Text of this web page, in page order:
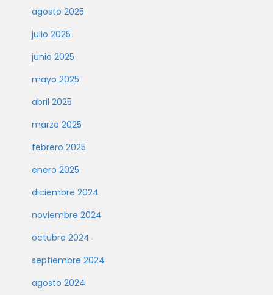
agosto 2025
julio 2025
junio 2025
mayo 2025
abril 2025
marzo 2025
febrero 2025
enero 2025
diciembre 2024
noviembre 2024
octubre 2024
septiembre 2024
agosto 2024